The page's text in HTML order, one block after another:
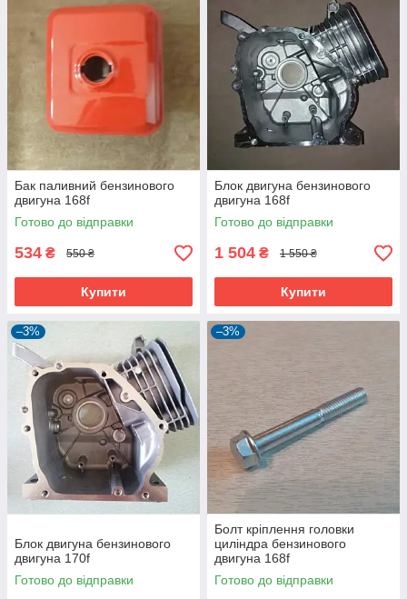
Бак паливний бензинового
двигуна 168f
Готово до відправки
534 ₴ 550 ₴
Купити
Блок двигуна бензинового
двигуна 168f
Готово до відправки
1 504 ₴ 1 550 ₴
Купити
–3%
Блок двигуна бензинового
двигуна 170f
Готово до відправки
–3%
Болт кріплення головки
циліндра бензинового
двигуна 168f
Готово до відправки